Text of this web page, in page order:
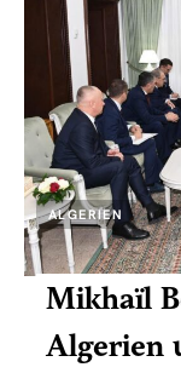
ALGERIEN
Mikhaïl
Algerien